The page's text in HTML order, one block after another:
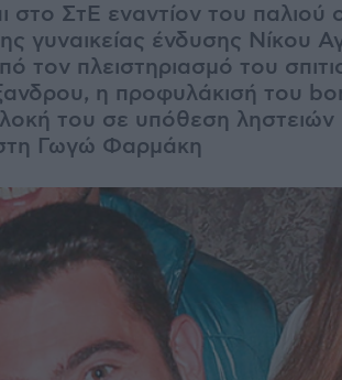
στο ΣτΕ εναντίον του
γυναικείας ένδυσης Nίκου
τον πλειστηριασμό του
η προφυλάκισή του
του σε υπόθεση ληστειών
Γωγώ Φαρμάκη